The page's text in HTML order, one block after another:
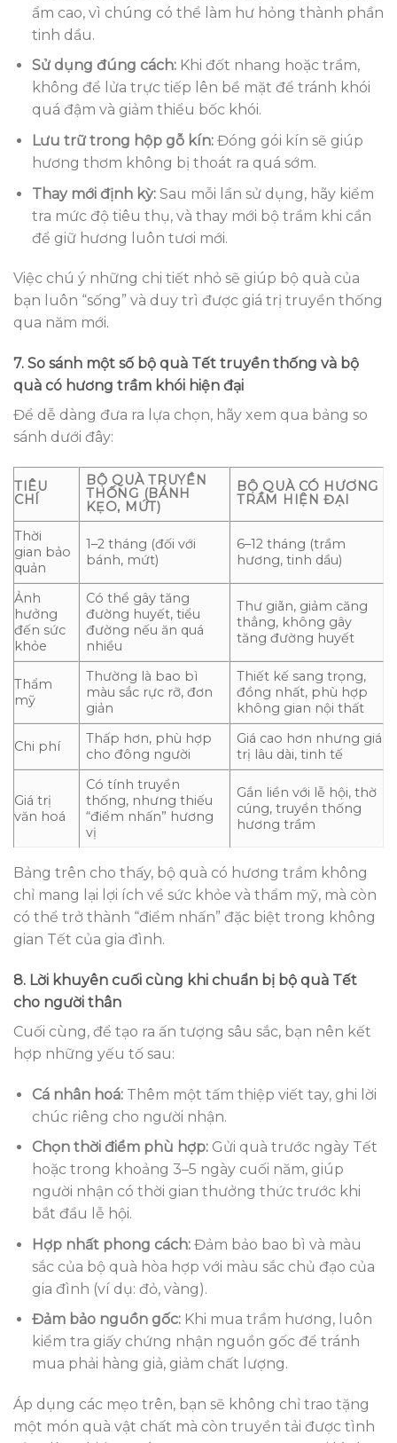
ẩm cao, vì chúng có thể làm hư hỏng thành phần
tinh dầu.
Sử dụng đúng cách:Khi đốt nhang hoặc trầm,
không để lửa trực tiếp lên bề mặt để tránh khói
quá đậm và giảm thiểu bốc khói.
Lưu trữ trong hộp gỗ kín:Đóng gói kín sẽ giúp
hương thơm không bị thoát ra quá sớm.
Thay mới định kỳ:Sau mỗi lần sử dụng, hãy kiểm
tra mức độ tiêu thụ, và thay mới bộ trầm khi cần
để giữ hương luôn tươi mới.
Việc chú ý những chi tiết nhỏ sẽ giúp bộ quà của
bạn luôn “sống” và duy trì được giá trị truyền thống
qua năm mới.
7. So sánh một số bộ quà Tết truyền thống và bộ
quà có hương trầm khói hiện đại
Để dễ dàng đưa ra lựa chọn, hãy xem qua bảng so
sánh dưới đây:
TIÊU
CHÍ
BỘ QUÀ TRUYỀN
THỐNG (BÁNH
KẸO, MỨT)
BỘ QUÀ CÓ HƯƠNG
TRẦM HIỆN ĐẠI
Thời
gian bảo
quản
1–2 tháng (đối với
bánh, mứt)
6–12 tháng (trầm
hương, tinh dầu)
Ảnh
hưởng
đến sức
khỏe
Có thể gây tăng
đường huyết, tiểu
đường nếu ăn quá
nhiều
Thư giãn, giảm căng
thẳng, không gây
tăng đường huyết
Thẩm
mỹ
Thường là bao bì
màu sắc rực rỡ, đơn
giản
Thiết kế sang trọng,
đồng nhất, phù hợp
không gian nội thất
Chi phí
Thấp hơn, phù hợp
cho đông người
Giá cao hơn nhưng giá
trị lâu dài, tinh tế
Giá trị
văn hoá
Có tính truyền
thống, nhưng thiếu
“điểm nhấn” hương
vị
Gắn liền với lễ hội, thờ
cúng, truyền thống
hương trầm
Bảng trên cho thấy, bộ quà có hương trầm không
chỉ mang lại lợi ích về sức khỏe và thẩm mỹ, mà còn
có thể trở thành “điểm nhấn” đặc biệt trong không
gian Tết của gia đình.
8. Lời khuyên cuối cùng khi chuẩn bị bộ quà Tết
cho người thân
Cuối cùng, để tạo ra ấn tượng sâu sắc, bạn nên kết
hợp những yếu tố sau:
Cá nhân hoá:Thêm một tấm thiệp viết tay, ghi lời
chúc riêng cho người nhận.
Chọn thời điểm phù hợp:Gửi quà trước ngày Tết
hoặc trong khoảng 3–5 ngày cuối năm, giúp
người nhận có thời gian thưởng thức trước khi
bắt đầu lễ hội.
Hợp nhất phong cách:Đảm bảo bao bì và màu
sắc của bộ quà hòa hợp với màu sắc chủ đạo của
gia đình (ví dụ: đỏ, vàng).
Đảm bảo nguồn gốc:Khi mua trầm hương, luôn
kiểm tra giấy chứng nhận nguồn gốc để tránh
mua phải hàng giả, giảm chất lượng.
Áp dụng các mẹo trên, bạn sẽ không chỉ trao tặng
một món quà vật chất mà còn truyền tải được tình